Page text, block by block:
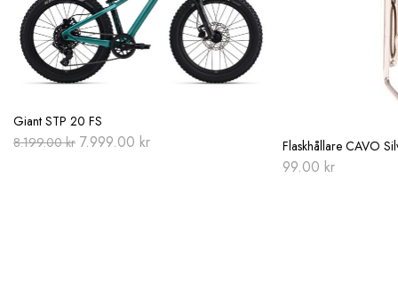
Giant STP 20 FS
8.199.00kr Original
7.999.00 krCurrent Flaskhållare CAVO
99.00 kr